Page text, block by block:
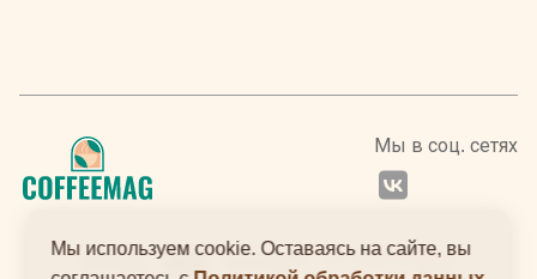
Мы в соц. сетях
Мы используем cookie. Оставаясь на сайте, вы